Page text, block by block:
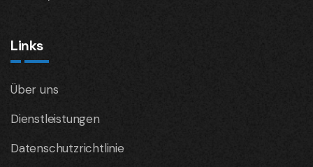
Links
Über uns
Dienstleistungen
Datenschutzrichtlinie